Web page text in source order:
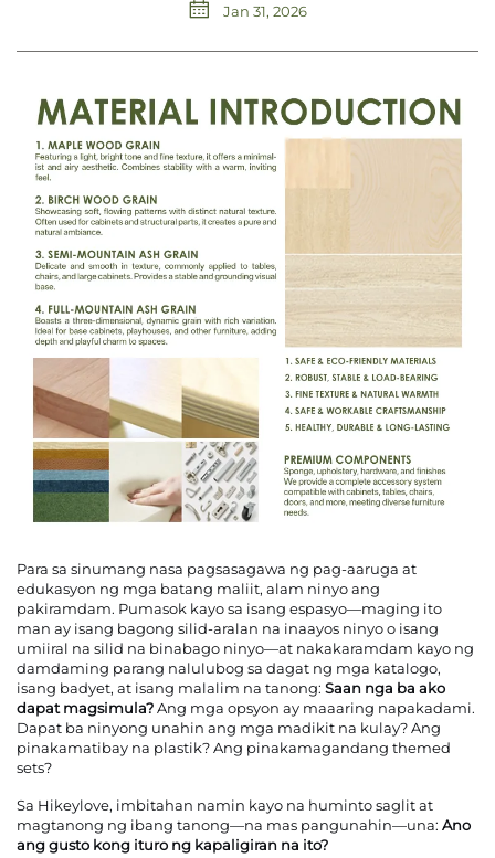
Makipag-ugnayan sa Amin
Mga Blog
Jan 31, 2026
Para sa sinumang nasa pagsasagawa ng pag-aaruga at
edukasyon ng mga batang maliit, alam ninyo ang
pakiramdam. Pumasok kayo sa isang espasyo—maging ito
man ay isang bagong silid-aralan na inaayos ninyo o isang
umiiral na silid na binabago ninyo—at nakakaramdam kayo ng
damdaming parang nalulubog sa dagat ng mga katalogo,
isang badyet, at isang malalim na tanong: Saan nga ba ako
dapat magsimula?Ang mga opsyon ay maaaring napakadami.
Dapat ba ninyong unahin ang mga madikit na kulay? Ang
pinakamatibay na plastik? Ang pinakamagandang themed
sets?
Sa Hikeylove, imbitahan namin kayo na huminto saglit at
magtanong ng ibang tanong—na mas pangunahin—una: Ano
ang gusto kong ituro ng kapaligiran na ito?